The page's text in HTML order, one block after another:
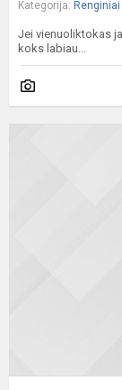
Kategorija: Renginiai
Jei vienuoliktokas
koks labiau...